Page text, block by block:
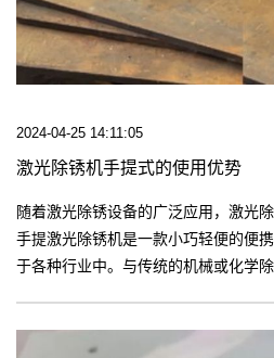
2024-04-25 14:11:05
激光除锈机手提式的使用优势
随着激光除锈设备的广泛应用，激光
手提激光除锈机是一款小巧轻便的便
于各种行业中。与传统的机械或化学